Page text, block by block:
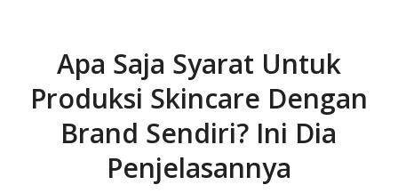
Apa Saja Syarat Untuk
Produksi Skincare Dengan
Brand Sendiri? Ini Dia
Penjelasannya